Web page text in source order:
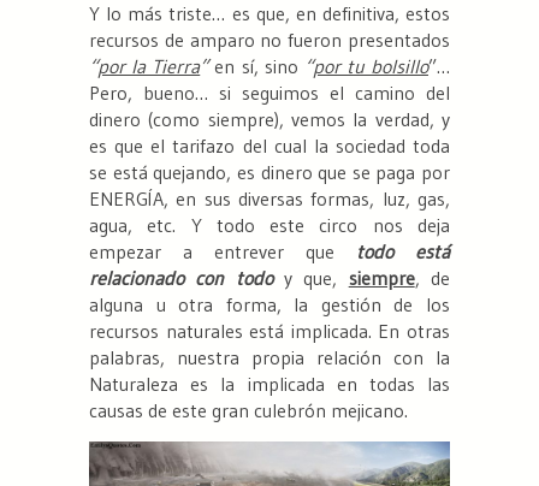
Y lo más triste… es que, en definitiva, estos
recursos de amparo no fueron presentados
“por la Tierra”en sí, sino “por tu bolsillo”…
Pero, bueno… si seguimos el camino del
dinero (como siempre), vemos la verdad, y
es que el tarifazo del cual la sociedad toda
se está quejando, es dinero que se paga por
ENERGÍA, en sus diversas formas, luz, gas,
agua, etc. Y todo este circo nos deja
empezar a entrever que todo está
relacionado con todoy que, siempre, de
alguna u otra forma, la gestión de los
recursos naturales está implicada. En otras
palabras, nuestra propia relación con la
Naturaleza es la implicada en todas las
causas de este gran culebrón mejicano.